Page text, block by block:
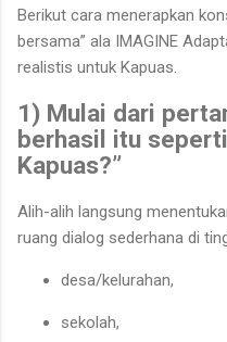
Berikut cara menerapkan
bersama” ala IMAGINE
realistis untuk Kapuas.
1) Mulai dari
berhasil itu
Kapuas?”
Alih-alih langsung
ruang dialog sederhana di
desa/kelurahan,
sekolah,